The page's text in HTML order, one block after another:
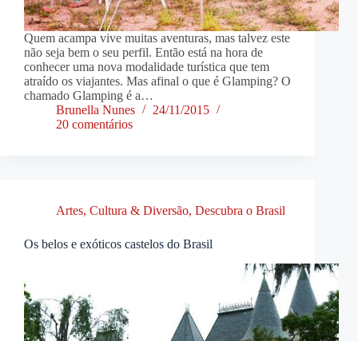
Quem acampa vive muitas aventuras, mas talvez este
não seja bem o seu perfil. Então está na hora de
conhecer uma nova modalidade turística que tem
atraído os viajantes. Mas afinal o que é Glamping? O
chamado Glamping é a…
Brunella Nunes
24/11/2015
20 comentários
Artes, Cultura & Diversão, Descubra o Brasil
Os belos e exóticos castelos do Brasil